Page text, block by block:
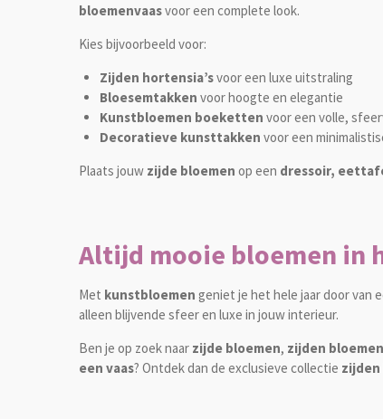
bloemenvaasvoor een complete look.
Kies bijvoorbeeld voor:
Zijden hortensia’svoor een luxe uitstraling
Bloesemtakken voor hoogte en elegantie
Kunstbloemen boeketten voor een volle,
Decoratieve kunsttakken voor een
Plaats jouw zijde bloemen op een dressoir,
Altijd mooie bloemen in
Met kunstbloemen geniet je het hele jaar door van
alleen blijvende sfeer en luxe in jouw interieur.
Ben je op zoek naar zijde bloemen, zijden bloemen
een vaas? Ontdek dan de exclusieve collectie zijden